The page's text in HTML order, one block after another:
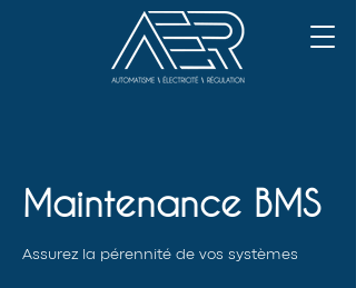
Maintenance BMS
Assurez la pérennité de vos systèmes